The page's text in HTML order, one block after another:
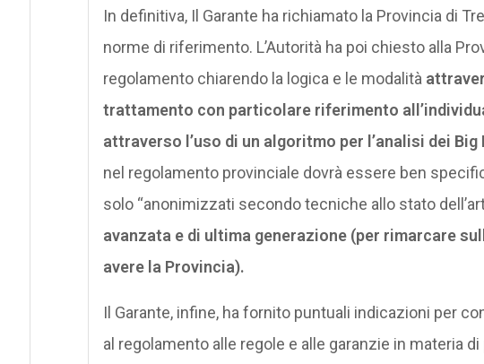
In definitiva, Il Garante ha richiamato la Provincia di
norme di riferimento. L’Autorità ha poi chiesto alla
regolamento chiarendo la logica e le modalità
trattamento con particolare riferimento
attraverso l’uso di un algoritmo per l’analisi dei Big
nel regolamento provinciale dovrà essere ben
solo “anonimizzati secondo tecniche allo stato
avanzata e di ultima generazione (per rimarcare
avere la Provincia).
Il Garante, infine, ha fornito puntuali indicazioni per
al regolamento alle regole e alle garanzie in materia